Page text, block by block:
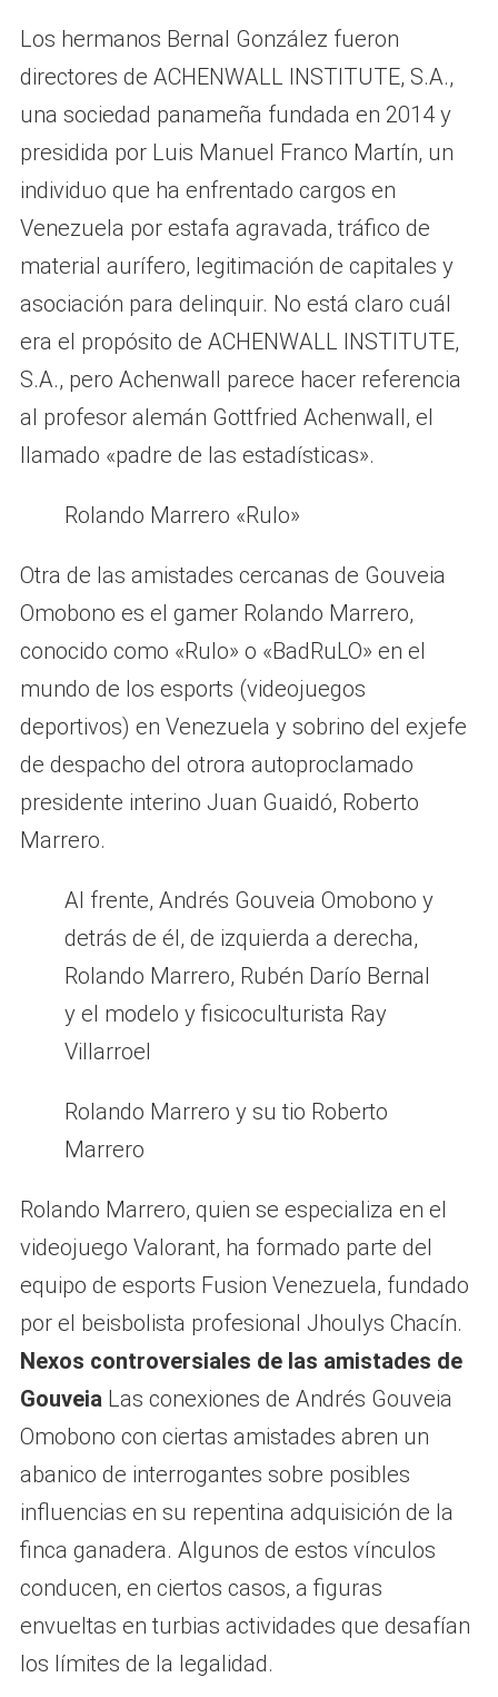
Los hermanos Bernal González fueron
directores de ACHENWALL INSTITUTE, S.A.,
una sociedad panameña fundada en 2014 y
presidida por Luis Manuel Franco Martín, un
individuo que ha enfrentado cargos en
Venezuela por estafa agravada, tráfico de
material aurífero, legitimación de capitales y
asociación para delinquir. No está claro cuál
era el propósito de ACHENWALL INSTITUTE,
S.A., pero Achenwall parece hacer referencia
al profesor alemán Gottfried Achenwall, el
llamado «padre de las estadísticas».
Rolando Marrero «Rulo»
Otra de las amistades cercanas de Gouveia
Omobono es el gamer Rolando Marrero,
conocido como «Rulo» o «BadRuLO» en el
mundo de los esports (videojuegos
deportivos) en Venezuela y sobrino del exjefe
de despacho del otrora autoproclamado
presidente interino Juan Guaidó, Roberto
Marrero.
Al frente, Andrés Gouveia Omobono y
detrás de él, de izquierda a derecha,
Rolando Marrero, Rubén Darío Bernal
y el modelo y fisicoculturista Ray
Villarroel
Rolando Marrero y su tio Roberto
Marrero
Rolando Marrero, quien se especializa en el
videojuego Valorant, ha formado parte del
equipo de esports Fusion Venezuela, fundado
por el beisbolista profesional Jhoulys Chacín.
Nexos controversiales de las amistades de
Gouveia Las conexiones de Andrés Gouveia
Omobono con ciertas amistades abren un
abanico de interrogantes sobre posibles
influencias en su repentina adquisición de la
finca ganadera. Algunos de estos vínculos
conducen, en ciertos casos, a figuras
envueltas en turbias actividades que desafían
los límites de la legalidad.